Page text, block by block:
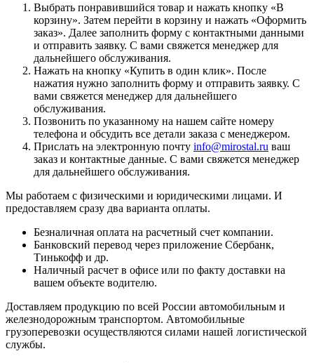
Выбрать понравившийся товар и нажать кнопку «В
корзину». Затем перейти в корзину и нажать «Оформить
заказ». Далее заполнить форму с контактными данными
и отправить заявку. С вами свяжется менеджер для
дальнейшего обслуживания.
Нажать на кнопку «Купить в один клик». После
нажатия нужно заполнить форму и отправить заявку. С
вами свяжется менеджер для дальнейшего
обслуживания.
Позвонить по указанному на нашем сайте номеру
телефона и обсудить все детали заказа с менеджером.
Прислать на электронную почту info@mirostal.ru ваш
заказ и контактные данные. С вами свяжется менеджер
для дальнейшего обслуживания.
Мы работаем с физическими и юридическими лицами. И
предоставляем сразу два варианта оплаты.
Безналичная оплата на расчетный счет компании.
Банковский перевод через приложение Сбербанк,
Тинькофф и др.
Наличный расчет в офисе или по факту доставки на
вашем объекте водителю.
Доставляем продукцию по всей России автомобильным и
железнодорожным транспортом. Автомобильные
грузоперевозки осуществляются силами нашей логистической
службы.